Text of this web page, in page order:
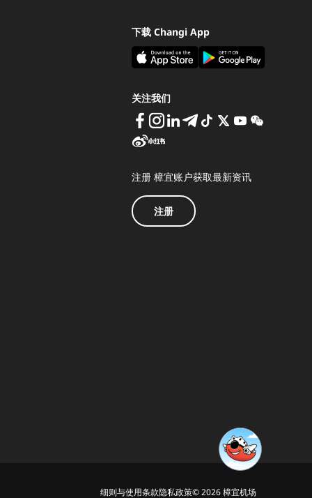
下载 Changi App
关注我们
注册 樟宜账户获取最新资讯
注册
细则与使用条款隐私政策© 2026 樟宜机场